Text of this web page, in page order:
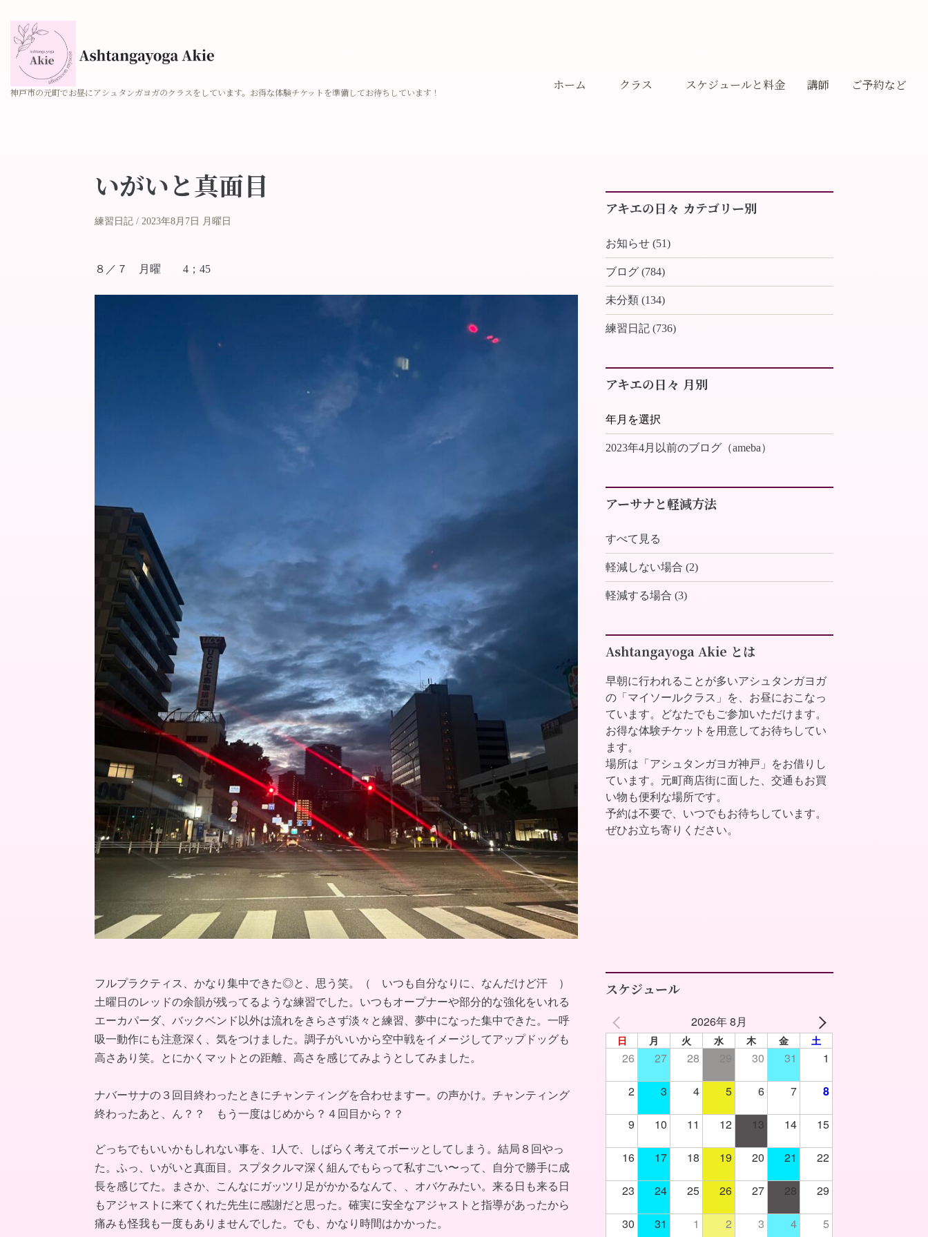
神戸市の元町でお昼にアシュタンガヨガのクラスをしています。お得な体験チケットを準備してお待ちしています！ ホーム
クラス
スケジュールと料金 講師 ご予約など
いがいと真面目
練習日記 2023年8月7日 月曜日
８／７ 月曜 4；45
フルプラクティス、かなり集中できた◎と、思う笑。（ いつも自分なりに、なんだけど汗 ）
土曜日のレッドの余韻が残ってるような練習でした。いつもオープナーや部分的な強化をいれる
エーカパーダ、バックベンド以外は流れをきらさず淡々と練習、夢中になった集中できた。一呼
吸一動作にも注意深く、気をつけました。調子がいいから空中戦をイメージしてアップドッグも
高さあり笑。とにかくマットとの距離、高さを感じてみようとしてみました。
ナバーサナの３回目終わったときにチャンティングを合わせますー。の声かけ。チャンティング
終わったあと、ん？？ もう一度はじめから？４回目から？？
どっちでもいいかもしれない事を、1人で、しばらく考えてボーッとしてしまう。結局８回やっ
た。ふっ、いがいと真面目。スプタクルマ深く組んでもらって私すごい〜って、自分で勝手に成
長を感じてた。まさか、こんなにガッツリ足がかかるなんて、、オバケみたい。来る日も来る日
もアジャストに来てくれた先生に感謝だと思った。確実に安全なアジャストと指導があったから
痛みも怪我も一度もありませんでした。でも、かなり時間はかかった。
アキエの日々 カテゴリー別
お知らせ (51)
ブログ (784)
未分類 (134)
練習日記 (736)
アキエの日々 月別
2023年4月以前のブログ（ameba）
アーサナと軽減方法
すべて見る
軽減しない場合 (2)
軽減する場合 (3)
Ashtangayoga Akie とは
早朝に行われることが多いアシュタンガヨガ
の「マイソールクラス」を、お昼におこなっ
ています。どなたでもご参加いただけます。
お得な体験チケットを用意してお待ちしてい
ます。
場所は「アシュタンガヨガ神戸」をお借りし
ています。元町商店街に面した、交通もお買
い物も便利な場所です。
予約は不要で、いつでもお待ちしています。
ぜひお立ち寄りください。
スケジュール
2026年 8月
日 月 火 水 木 金 土
26 27 28 30 31 1
2 3 4 5 6 7 8
9 10 11 12 13 14 15
16 17 18 19 20 21 22
23 24 25 26 27 28 29
30 31 1 2 3 4 5